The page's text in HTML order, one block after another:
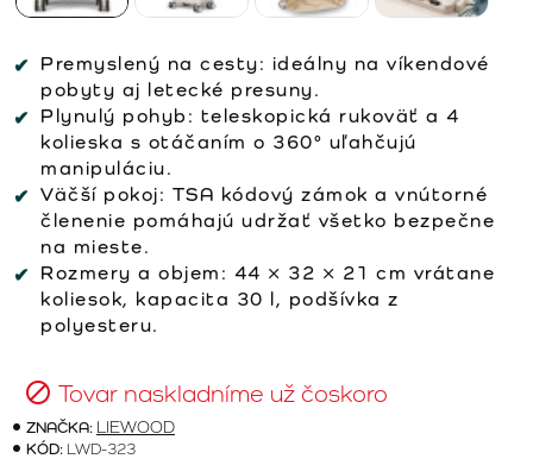
Premyslený na cesty: ideálny na víkendové
pobyty aj letecké presuny.
Plynulý pohyb: teleskopická rukoväť a 4
kolieska s otáčaním o 360° uľahčujú
manipuláciu.
Väčší pokoj: TSA kódový zámok a vnútorné
členenie pomáhajú udržať všetko bezpečne
na mieste.
Rozmery a objem: 44 × 32 × 21 cm vrátane
koliesok, kapacita 30 l, podšívka z
polyesteru.
Tovar naskladníme už čoskoro
ZNAČKA: LIEWOOD
KÓD: LWD-323